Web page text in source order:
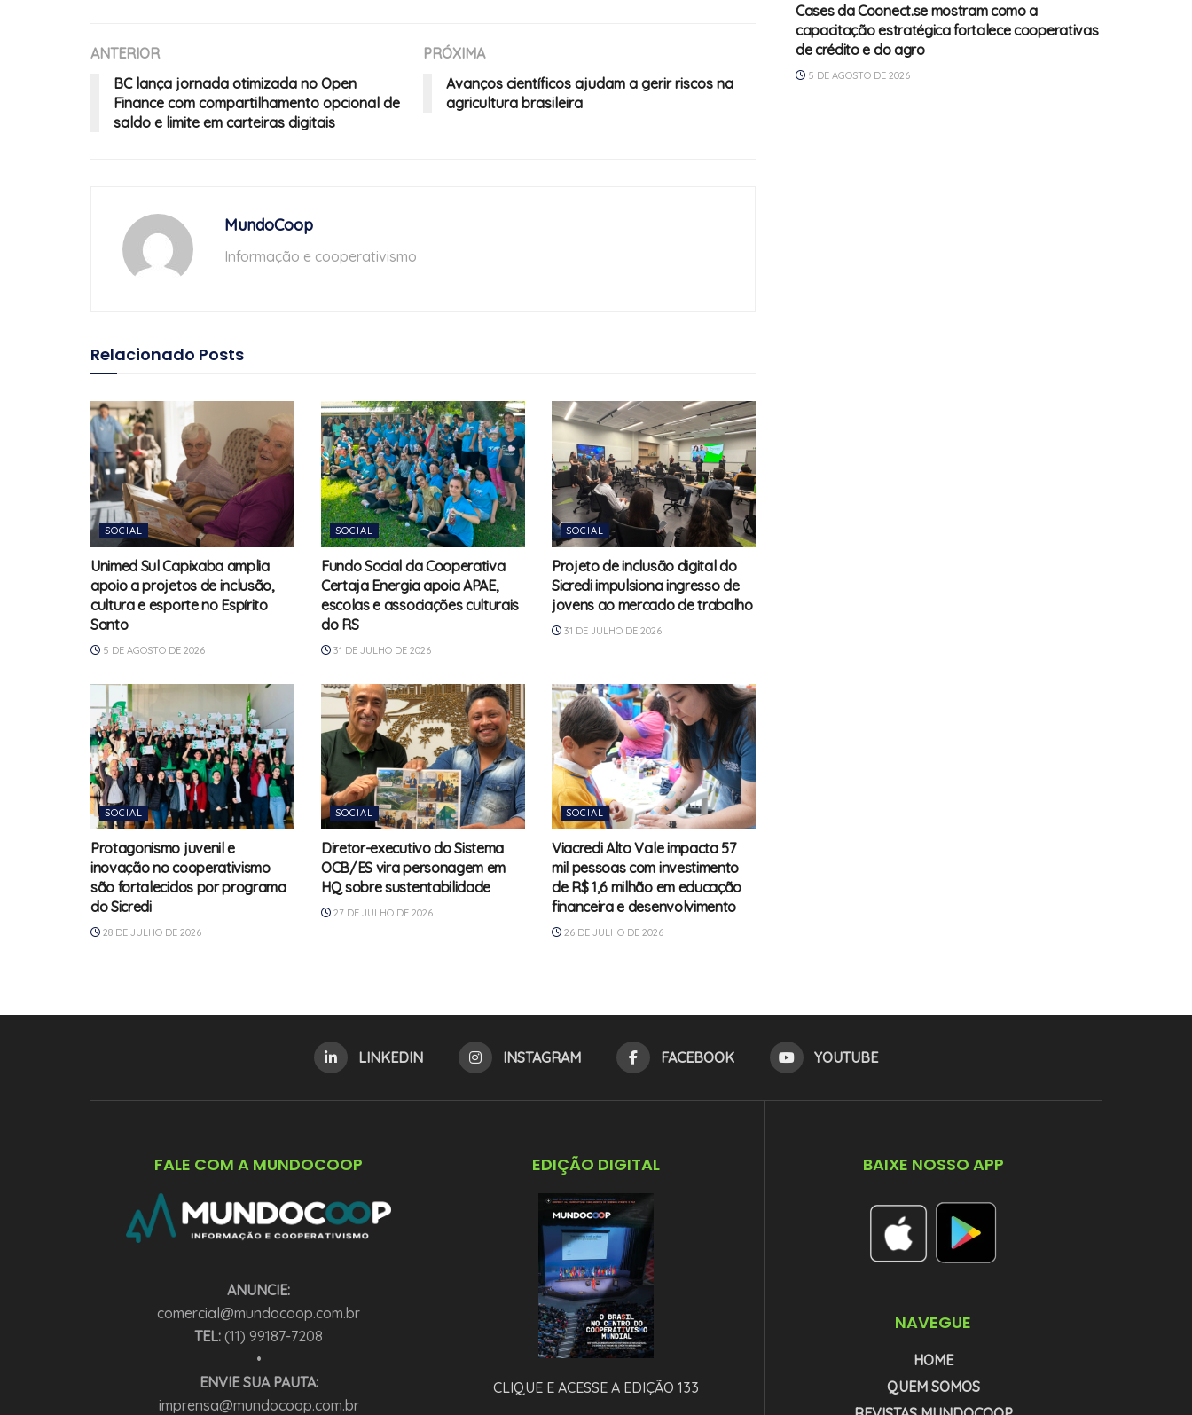
ANTERIOR
BC lança jornada otimizada no Open
Finance com compartilhamento opcional de
saldo e limite em carteiras digitais
PRÓXIMA
Avanços científicos ajudam a gerir riscos na
agricultura brasileira
MundoCoop
Informação e cooperativismo
Relacionado Posts
SOCIAL
Unimed Sul Capixaba amplia
apoio a projetos de inclusão,
cultura e esporte no Espírito
Santo
5 DE AGOSTO DE 2026
SOCIAL
Fundo Social da Cooperativa
Certaja Energia apoia APAE,
escolas e associações culturais
do RS
31 DE JULHO DE 2026
SOCIAL
Projeto de inclusão digital do
Sicredi impulsiona ingresso de
jovens ao mercado de trabalho
31 DE JULHO DE 2026
SOCIAL
Protagonismo juvenil e
inovação no cooperativismo
são fortalecidos por programa
do Sicredi
28 DE JULHO DE 2026
SOCIAL
Diretor-executivo do Sistema
OCB/ES vira personagem em
HQ sobre sustentabilidade
27 DE JULHO DE 2026
SOCIAL
Viacredi Alto Vale impacta 57
mil pessoas com investimento
de R$ 1,6 milhão em educação
financeira e desenvolvimento
26 DE JULHO DE 2026
Cases da Coonect.se mostram como a
capacitação estratégica fortalece cooperativas
de crédito e do agro
5 DE AGOSTO DE 2026
LINKEDIN INSTAGRAM FACEBOOK YOUTUBE
FALE COM A MUNDOCOOP
ANUNCIE:
comercial@mundocoop.com.br
TEL: (11) 99187-7208
•
ENVIE SUA PAUTA:
imprensa@mundocoop.com.br
EDIÇÃO DIGITAL
CLIQUE E ACESSE A EDIÇÃO 133
BAIXE NOSSO APP
NAVEGUE
HOME
QUEM SOMOS